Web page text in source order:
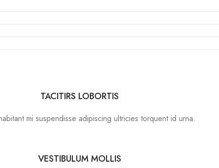
TACITIRS LOBORTIS
mi suspendisse adipiscing ultricies torquent id urna.
VESTIBULUM MOLLIS